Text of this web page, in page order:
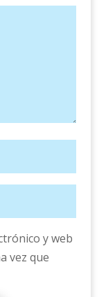
y web
vez que